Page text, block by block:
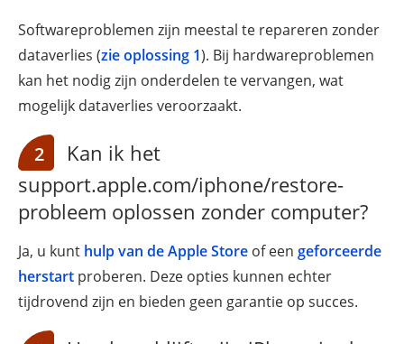
Softwareproblemen zijn meestal te repareren zonder
dataverlies (zie oplossing 1). Bij hardwareproblemen
kan het nodig zijn onderdelen te vervangen, wat
mogelijk dataverlies veroorzaakt.
2
Kan ik het
support.apple.com/iphone/restore-
probleem oplossen zonder computer?
Ja, u kunt hulp van de Apple Store of een geforceerde
herstart proberen. Deze opties kunnen echter
tijdrovend zijn en bieden geen garantie op succes.